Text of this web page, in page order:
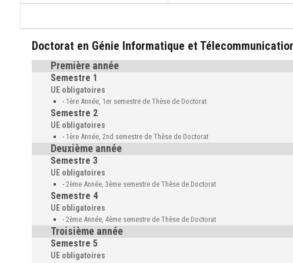
Doctorat en Génie Informatique et
Première année
Semestre 1
UE obligatoires
- 1ère Année, 1er semestre de Thèse de Doctorat
Semestre 2
UE obligatoires
- 1ère Année, 2nd semestre de Thèse de Doctorat
Deuxième année
Semestre 3
UE obligatoires
- 2ème Année, 3ème semestre de Thèse de Doctorat
Semestre 4
UE obligatoires
- 2ème Année, 4ème semestre de Thèse de Doctorat
Troisième année
Semestre 5
UE obligatoires